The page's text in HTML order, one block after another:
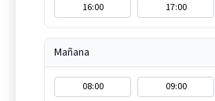
16:00 17:00
Mañana
08:00 09:00